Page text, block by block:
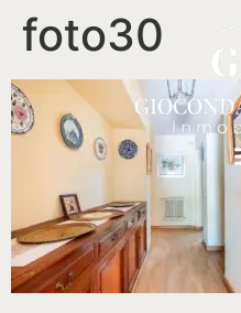
foto30